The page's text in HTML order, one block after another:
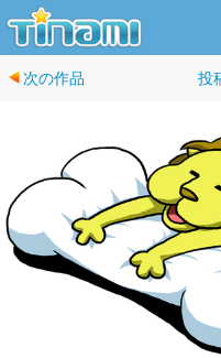
次の作品 投